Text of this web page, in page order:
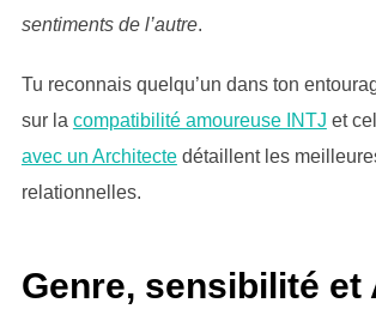
sentiments de l’autre.
Tu reconnais quelqu’un dans ton
sur la compatibilité amoureuse INTJ et
avec un Architectedétaillent les
relationnelles.
Genre, sensibilité et